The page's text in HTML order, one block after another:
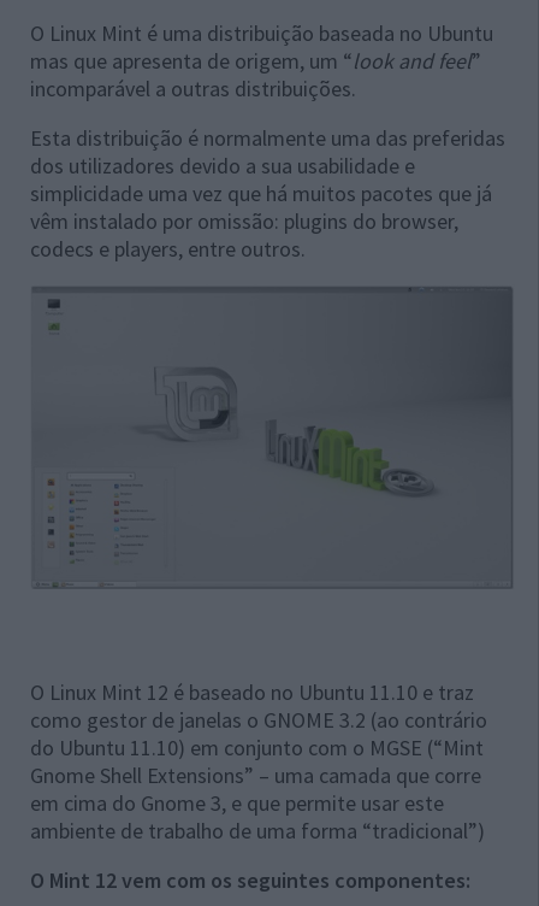
O Linux Mint é uma distribuição baseada no Ubuntu
mas que apresenta de origem, um “look and feel”
incomparável a outras distribuições.
Esta distribuição é normalmente uma das preferidas
dos utilizadores devido a sua usabilidade e
simplicidade uma vez que há muitos pacotes que já
vêm instalado por omissão: plugins do browser,
codecs e players, entre outros.
O Linux Mint 12 é baseado no Ubuntu 11.10 e traz
como gestor de janelas o GNOME 3.2 (ao contrário
do Ubuntu 11.10) em conjunto com o MGSE (“Mint
Gnome Shell Extensions” – uma camada que corre
em cima do Gnome 3, e que permite usar este
ambiente de trabalho de uma forma “tradicional”)
O Mint 12 vem com os seguintes componentes: